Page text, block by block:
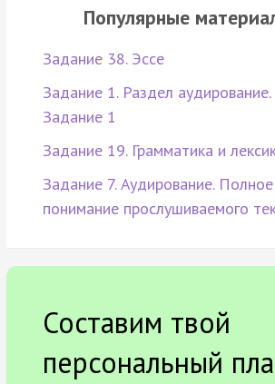
Популярные
Задание 38. Эссе
Задание 1. Раздел аудирование.
Задание 1
Задание 19. Грамматика и
Задание 7. Аудирование. Полное
понимание прослушиваемого
Составим твой
персональный